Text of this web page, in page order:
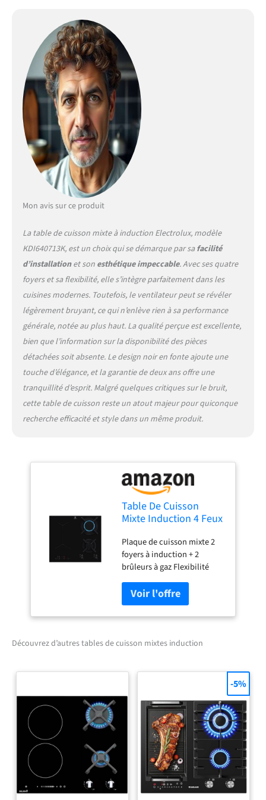
Mon avis sur ce produit
La table de cuisson mixte à induction Electrolux, modèle
KDI640713K, est un choix qui se démarque par safacilité
d’installationet son esthétique impeccable. Avec ses quatre
foyers et sa flexibilité, elle s’intègre parfaitement dans les
cuisines modernes. Toutefois, le ventilateur peut se révéler
légèrement bruyant, ce qui n’enlève rien à sa performance
générale, notée au plus haut. La qualité perçue est excellente,
bien que l’information sur la disponibilité des pièces
détachées soit absente. Le design noir en fonte ajoute une
touche d’élégance, et la garantie de deux ans offre une
tranquillité d’esprit. Malgré quelques critiques sur le bruit,
cette table de cuisson reste un atout majeur pour quiconque
recherche efficacité et style dans un même produit.
Table De Cuisson
Mixte Induction 4 Feux
KDI640713K
Plaque de cuisson mixte 2
foyers à induction + 2
brûleurs à gaz Flexibilité
Puissance totale 10 400
Watts Bandeau de
commandes frontal
Découvrez d’autres tables de cuisson mixtes induction
-5%